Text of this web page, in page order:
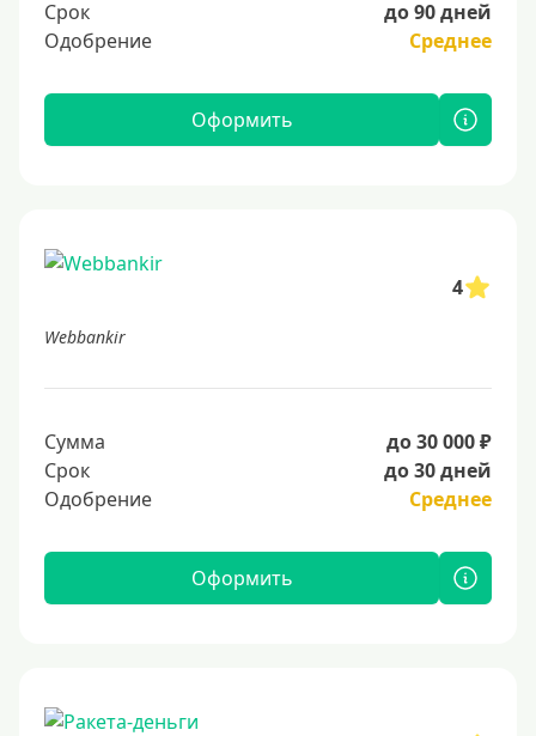
Срок
до 90 дней
Одобрение
Среднее
Оформить
4
Webbankir
Сумма
до 30 000 ₽
Срок
до 30 дней
Одобрение
Среднее
Оформить